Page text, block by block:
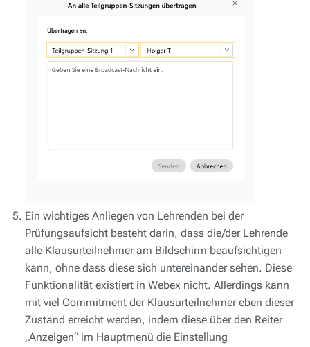
Ein wichtiges Anliegen von Lehrenden bei der
Prüfungsaufsicht besteht darin, dass die/der Lehrende
alle Klausurteilnehmer am Bildschirm beaufsichtigen
kann, ohne dass diese sich untereinander sehen. Diese
Funktionalität existiert in Webex nicht. Allerdings kann
mit viel Commitment der Klausurteilnehmer eben dieser
Zustand erreicht werden, indem diese über den Reiter
„Anzeigen“ im Hauptmenü die Einstellung